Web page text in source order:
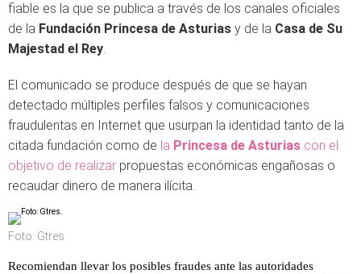
fiable es la que se publica a través de los canales oficiales
de la Fundación Princesa de Asturias y de la Casa de Su
Majestad el Rey.
El comunicado se produce después de que se hayan
detectado múltiples perfiles falsos y comunicaciones
fraudulentas en Internet que usurpan la identidad tanto de la
citada fundación como de la Princesa de Asturias con el
objetivo de realizar propuestas económicas engañosas o
recaudar dinero de manera ilícita.
Foto: Gtres.
Recomiendan llevar los posibles fraudes ante las autoridades